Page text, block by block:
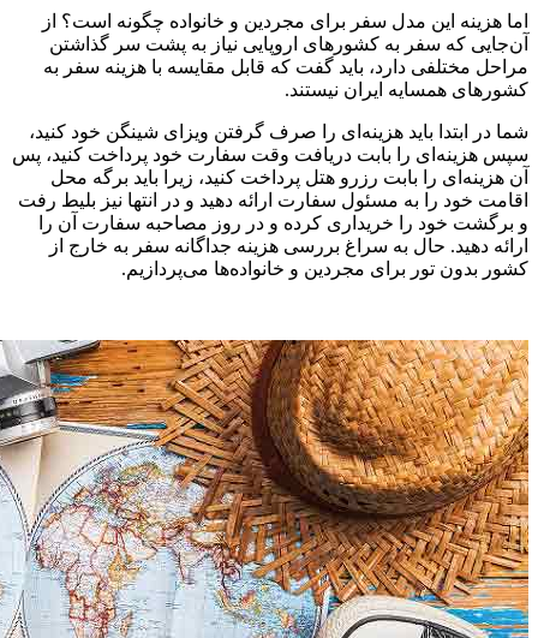
اما هزینه این مدل سفر برای مجردین و خانواده چگونه است؟ از
آن‌جایی که سفر به کشورهای اروپایی نیاز به پشت سر گذاشتن
مراحل مختلفی دارد، باید گفت که قابل مقایسه با هزینه سفر به
کشورهای همسایه ایران نیستند.
شما در ابتدا باید هزینه‌ای را صرف گرفتن ویزای شینگن خود کنید،
سپس هزینه‌ای را بابت دریافت وقت سفارت خود پرداخت کنید، پس
آن هزینه‌ای را بابت رزرو هتل پرداخت کنید، زیرا باید برگه محل
اقامت خود را به مسئول سفارت ارائه دهید و در انتها نیز بلیط رفت
و برگشت خود را خریداری کرده و در روز مصاحبه سفارت آن را
ارائه دهید. حال به سراغ بررسی هزینه جداگانه سفر به خارج از
کشور بدون تور برای مجردین و خانواده‌ها می‌پردازیم.